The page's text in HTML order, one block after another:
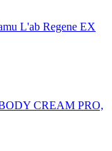
L'ab Regene EX
CREAM PRO,